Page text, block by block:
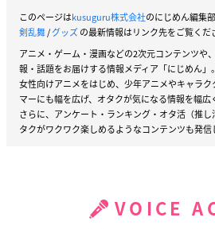
このページはkusuguru株式会社のにじめん編集
剣乱舞/グッズの最新情報はリンク先をご覧くだ
アニメ・ゲーム・漫画などの2次元コンテンツや
報・話題をお届けする情報メディア「にじめん」。
女性向けアニメをはじめ、少年アニメやキャラ
マーにも幅を広げ、オタクが気になる情報を幅広
さらに、アンケート・ランキング・オタ活（推
タクがワクワク楽しめるようなコンテンツも発信
VOICE